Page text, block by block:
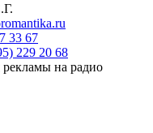
33 67
229 20 68
на радио